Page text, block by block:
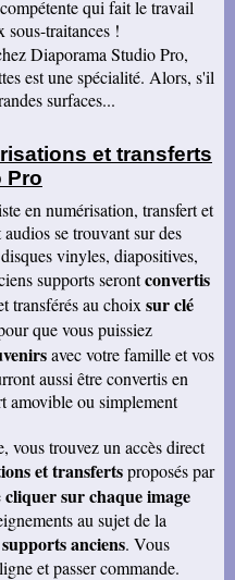
qui fait le travail
sous-traitances !
Diaporama Studio Pro,
est une spécialité. Alors, s'il
surfaces...
et transferts
Pro
en numérisation, transfert et
se trouvant sur des
vinyles, diapositives,
supports serontconvertis
transférés au choix sur clé
que vous puissiez
avec votre famille et vos
aussi être convertis en
amovible ou simplement
vous trouvez un accès direct
et transfertsproposés par
cliquer sur chaque image
au sujet de la
anciens. Vous
et passer commande.